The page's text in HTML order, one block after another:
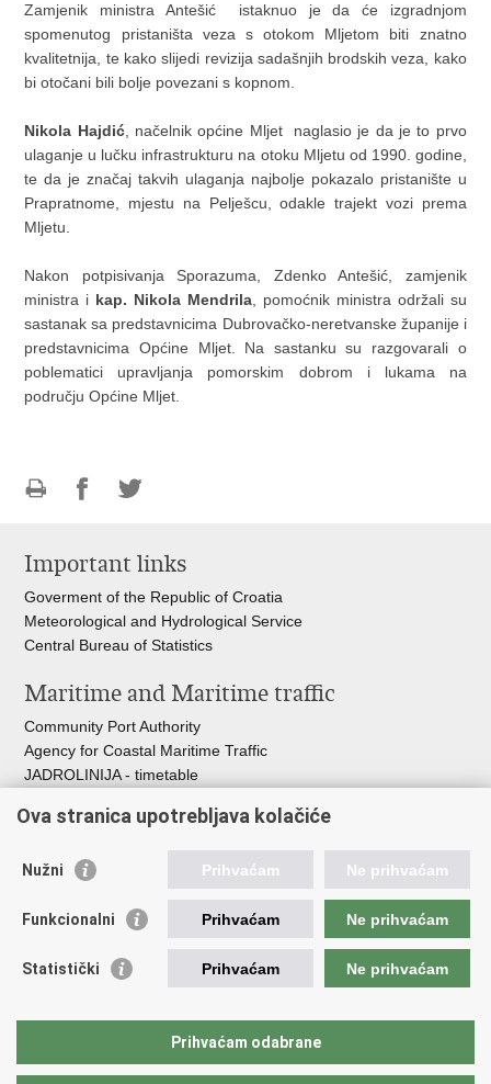
Zamjenik ministra Antešić istaknuo je da će izgradnjom
spomenutog pristaništa veza s otokom Mljetom biti znatno
kvalitetnija, te kako slijedi revizija sadašnjih brodskih veza, kako
bi otočani bili bolje povezani s kopnom.
Nikola Hajdić, načelnik općine Mljet naglasio je da je to prvo
ulaganje u lučku infrastrukturu na otoku Mljetu od 1990. godine,
te da je značaj takvih ulaganja najbolje pokazalo pristanište u
Prapratnome, mjestu na Pelješcu, odakle trajekt vozi prema
Mljetu.
Nakon potpisivanja Sporazuma, Zdenko Antešić, zamjenik
ministra i kap. Nikola Mendrila, pomoćnik ministra održali su
sastanak sa predstavnicima Dubrovačko-neretvanske županije i
predstavnicima Općine Mljet. Na sastanku su razgovarali o
poblematici upravljanja pomorskim dobrom i lukama na
području Općine Mljet.
page
FacebookTwitteru
Important links
Goverment of the Republic of Croatia
Meteorological and Hydrological Service
Central Bureau of Statistics
Maritime and Maritime traffic
Community Port Authority
Agency for Coastal Maritime Traffic
JADROLINIJA - timetable
Croatian Motorways
Bus station Zagreb
Craotian Railways Passenger Transport
Zagreb International Airport - Franjo Tuđman
Ova stranica upotrebljava kolačiće
Nužni Prihvaćam Ne prihvaćam
Funkcionalni Prihvaćam Ne prihvaćam
Statistički Prihvaćam Ne prihvaćam
Prihvaćam odabrane